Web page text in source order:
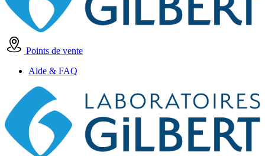
Points de vente
Aide & FAQ